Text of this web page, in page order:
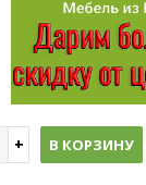
В КОРЗИНУ